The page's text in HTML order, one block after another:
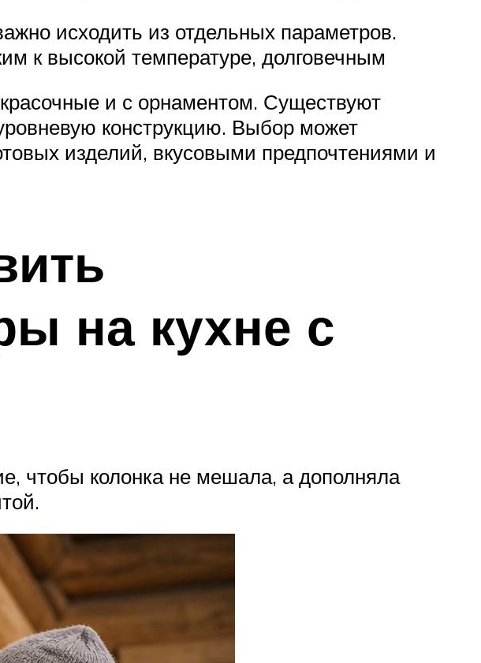
исходить из отдельных параметров.
к высокой температуре, долговечным
и с орнаментом. Существуют
конструкцию. Выбор может
изделий, вкусовыми предпочтениями и
на кухне с
чтобы колонка не мешала, а дополняла